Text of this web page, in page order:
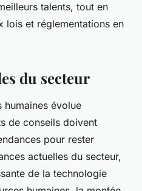
talents, tout en
lois et réglementations en
du secteur
humaines évolue
de conseils doivent
pour rester
actuelles du secteur,
de la technologie